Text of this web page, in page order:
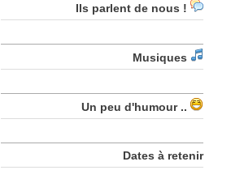
Ils parlent de nous !
Musiques
Un peu d'humour ..
Dates à retenir